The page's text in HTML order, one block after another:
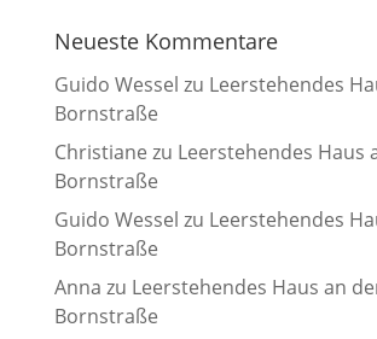
Neueste Kommentare
Guido Wessel zu Leerstehendes
Bornstraße
Christiane zu Leerstehendes Haus
Bornstraße
Guido Wessel zu Leerstehendes
Bornstraße
Anna zu Leerstehendes Haus an
Bornstraße